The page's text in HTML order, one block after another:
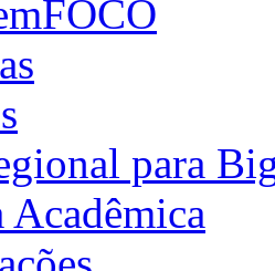
para
Acadêmica